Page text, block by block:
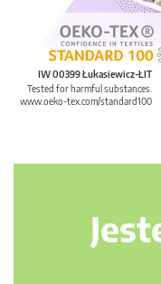
IW 00399 Łukasiewicz-ŁIT
Tested for harmful substances.
www.oeko-tex.com/standard100